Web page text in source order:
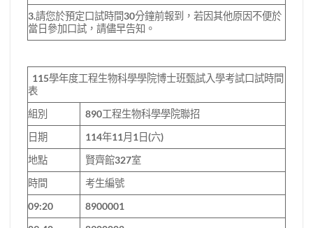
3.請您於預定口試時間30分鐘前報到，若因其他原因不便於
當日參加口試，請儘早告知。
115學年度工程生物科學學院博士班甄試入學考試口試時間
表
組別
890工程生物科學學院聯招
日期
114年11月1日(六)
地點
賢齊館327室
時間
考生編號
09:20
8900001